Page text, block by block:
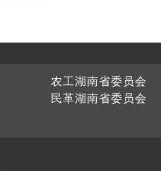
农工湖南省委员会
民革湖南省委员会